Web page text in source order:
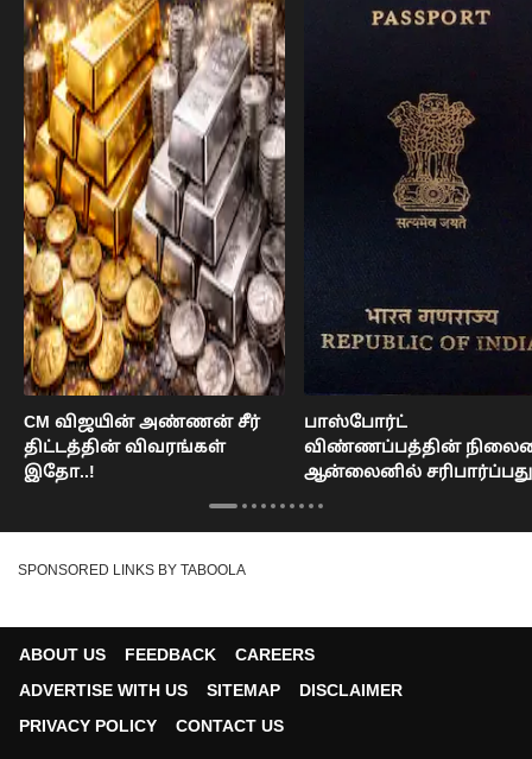
CM விஜயின் அண்ணன் சீர்
திட்டத்தின் விவரங்கள்
இதோ..!
பாஸ்போர்ட்
விண்ணப்பத்தின்
ஆன்லைனில் சரிபார்ப்பது
SPONSORED LINKS BY TABOOLA
ABOUT US FEEDBACK
CAREERS
ADVERTISE WITH US
SITEMAP
DISCLAIMER
PRIVACY POLICY
CONTACT US